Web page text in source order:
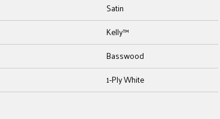
Satin
Kelly™
Basswood
1-Ply White